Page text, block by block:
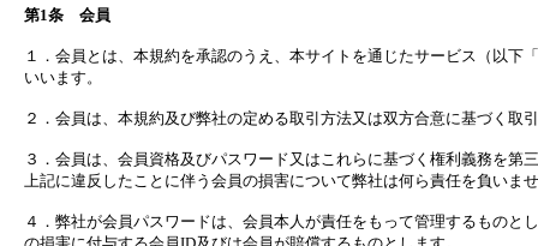
第1条 会員
１．会員とは、本規約を承認のうえ、本サイトを通じたサービス（以
いいます。
２．会員は、本規約及び弊社の定める取引方法又は双方合意に基づく
３．会員は、会員資格及びパスワード又はこれらに基づく権利義務を
上記に違反したことに伴う会員の損害について弊社は何ら責任を負いま
４．弊社が会員パスワードは、会員本人が責任をもって管理するもの